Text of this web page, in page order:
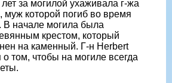
за могилой ухаживала г-жа
, муж которой погиб во время
В начале могила была
крестом, который
на каменный. Г-н Herbert
о том, чтобы на могиле всегда